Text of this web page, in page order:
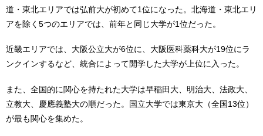
道・東北エリアでは弘前大が初めて1位になった。北海道・東北エリ
アを除く5つのエリアでは、前年と同じ大学が1位だった。
近畿エリアでは、大阪公立大が6位に、大阪医科薬科大が19位にラ
ンクインするなど、統合によって開学した大学が上位に入った。
また、全国的に関心を持たれた大学は早稲田大、明治大、法政大、
立教大、慶應義塾大の順だった。国立大学では東京大（全国13位）
が最も関心を集めた。